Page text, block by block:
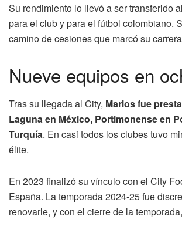
Su rendimiento lo llevó a ser transferido
para el club y para el fútbol colombiano.
camino de cesiones que marcó su
Nueve equipos en
Tras su llegada al City, Marlos fue
Laguna en México, Portimonense en
Turquía. En casi todos los clubes tuvo
élite.
En 2023 finalizó su vínculo con el City
España. La temporada 2024-25 fue
renovarle, y con el cierre de la